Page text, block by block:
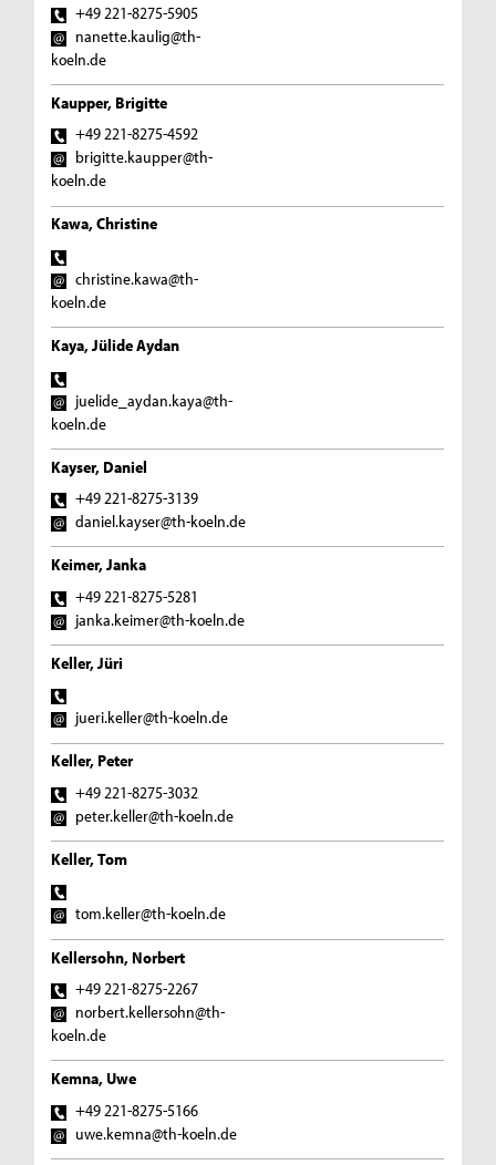
+49 221-8275-5905
nanette.kaulig@th-
koeln.de
Kaupper, Brigitte
+49 221-8275-4592
brigitte.kaupper@th-
koeln.de
Kawa, Christine
christine.kawa@th-
koeln.de
Kaya, Jülide Aydan
juelide_aydan.kaya@th-
koeln.de
Kayser, Daniel
+49 221-8275-3139
daniel.kayser@th-koeln.de
Keimer, Janka
+49 221-8275-5281
janka.keimer@th-koeln.de
Keller, Jüri
jueri.keller@th-koeln.de
Keller, Peter
+49 221-8275-3032
peter.keller@th-koeln.de
Keller, Tom
tom.keller@th-koeln.de
Kellersohn, Norbert
+49 221-8275-2267
norbert.kellersohn@th-
koeln.de
Kemna, Uwe
+49 221-8275-5166
uwe.kemna@th-koeln.de